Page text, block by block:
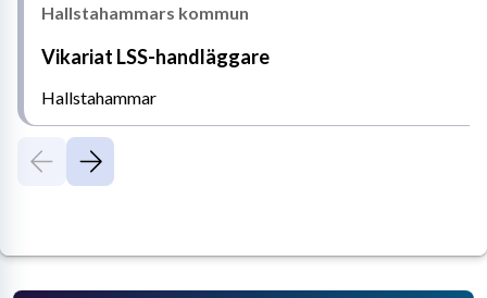
Hallstahammars kommun
Vikariat LSS-handläggare
Hallstahammar